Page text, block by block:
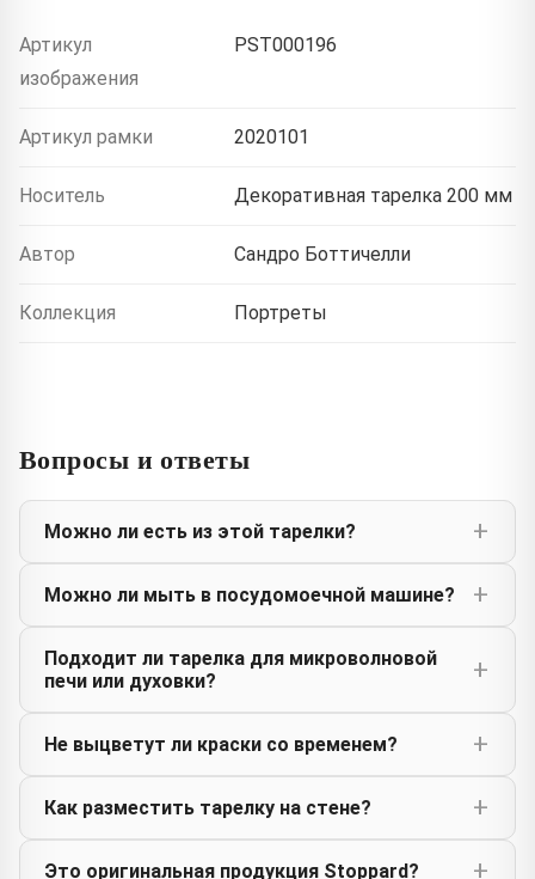
Артикул
изображения
PST000196
Артикул рамки 2020101
Носитель Декоративная тарелка 200 мм
Автор Сандро Боттичелли
Коллекция Портреты
Вопросы и ответы
Можно ли есть из этой тарелки?
Можно ли мыть в посудомоечной машине?
Подходит ли тарелка для микроволновой
печи или духовки?
Не выцветут ли краски со временем?
Как разместить тарелку на стене?
Это оригинальная продукция Stoppard?